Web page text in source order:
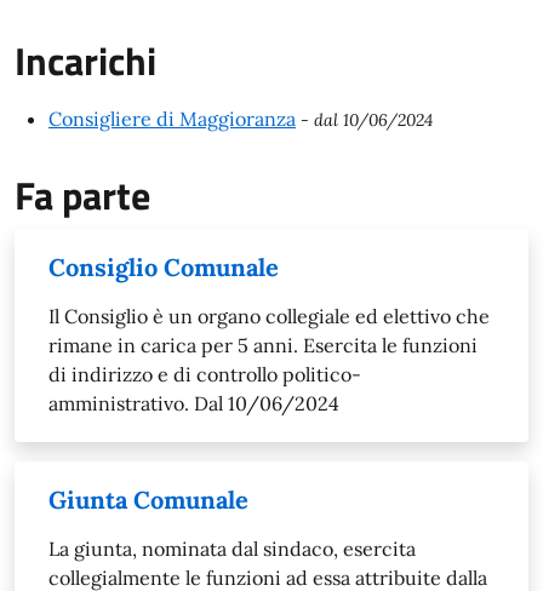
Incarichi
Consigliere di Maggioranza - dal 10/06/2024
Fa parte
Consiglio Comunale
Il Consiglio è un organo collegiale ed elettivo che
rimane in carica per 5 anni. Esercita le funzioni
di indirizzo e di controllo politico-
amministrativo. Dal 10/06/2024
Giunta Comunale
​La giunta, nominata dal sindaco, esercita
collegialmente le funzioni ad essa attribuite dalla